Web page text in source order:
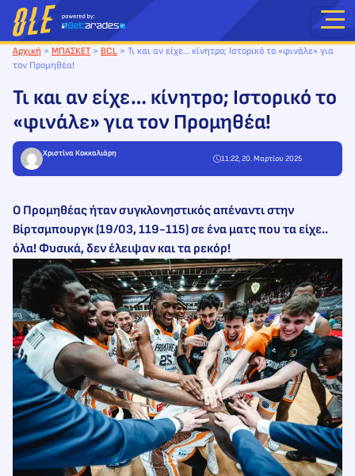
Μετάβαση
στο
περιεχόμενο
Αρχική > ΜΠΑΣΚΕΤ > BCL > Τι και αν είχε… κίνητρο; Ιστορικό το «φινάλε» για
τον Προμηθέα!
Τι και αν είχε… κίνητρο; Ιστορικό το
«φινάλε» για τον Προμηθέα!
Χριστίνα Κοκκαλιάρη
11:22, 20. Μαρτίου 2025
Ο Προμηθέας ήταν συγκλονηστικός απέναντι στην
Βίρτσμπουργκ (19/03, 119-115) σε ένα ματς που τα είχε..
όλα! Φυσικά, δεν έλειψαν και τα ρεκόρ!